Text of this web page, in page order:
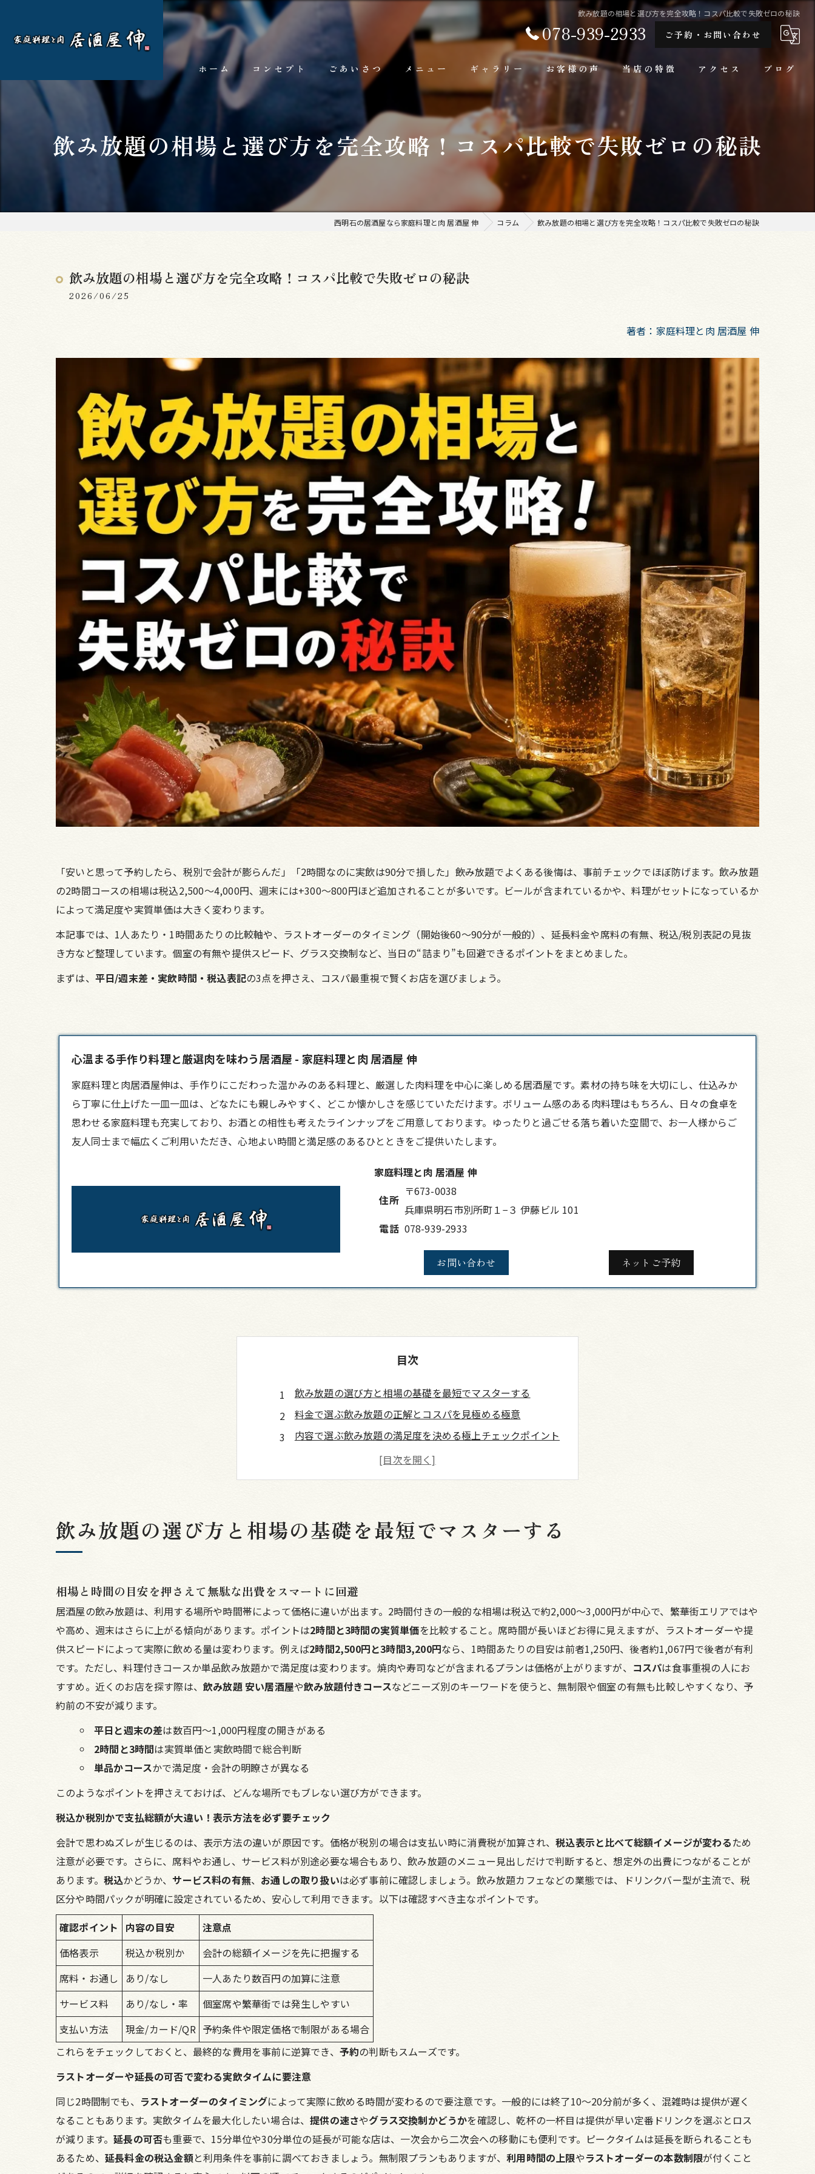
飲み放題の相場と選び方を完全攻略！コスパ比較で失敗ゼロの秘訣
078-939-2933 ご予約・お問い合わせ
ホーム コンセプト ごあいさつ メニュー
ランチ
お料理
ギャラリー お客様の声 当店の特徴
一人
アクセス ブログ
飲み放題の相場と選び方を完全攻略！コスパ比較で失敗ゼロの秘訣
西明石の居酒屋なら家庭料理と肉 居酒屋 伸 コラム 飲み放題の相場と選び方を完全攻略！コスパ比較で失敗ゼロの秘訣
飲み放題の相場と選び方を完全攻略！コスパ比較で失敗ゼロの秘訣
2026/06/25
著者：家庭料理と肉 居酒屋 伸
「安いと思って予約したら、税別で会計が膨らんだ」「2時間なのに実飲は90分で損した」――飲み放題でよくある後悔は、事前チェックでほぼ防げます。飲み放題
の2時間コースの相場は税込2,500〜4,000円、週末には+300〜800円ほど追加されることが多いです。ビールが含まれているかや、料理がセットになっているか
によって満足度や実質単価は大きく変わります。
本記事では、1人あたり・1時間あたりの比較軸や、ラストオーダーのタイミング（開始後60〜90分が一般的）、延長料金や席料の有無、税込/税別表記の見抜
き方など整理しています。個室の有無や提供スピード、グラス交換制など、当日の“詰まり”も回避できるポイントをまとめました。
まずは、 平日/週末差・実飲時間・税込表記の3点を押さえ、コスパ最重視で賢くお店を選びましょう。
心温まる手作り料理と厳選肉を味わう居酒屋 - 家庭料理と肉 居酒屋 伸
家庭料理と肉居酒屋伸は、手作りにこだわった温かみのある料理と、厳選した肉料理を中心に楽しめる居酒屋です。素材の持ち味を大切にし、仕込みか
ら丁寧に仕上げた一皿一皿は、どなたにも親しみやすく、どこか懐かしさを感じていただけます。ボリューム感のある肉料理はもちろん、日々の食卓を
思わせる家庭料理も充実しており、お酒との相性も考えたラインナップをご用意しております。ゆったりと過ごせる落ち着いた空間で、お一人様からご
友人同士まで幅広くご利用いただき、心地よい時間と満足感のあるひとときをご提供いたします。
家庭料理と肉 居酒屋 伸
住所
〒673-0038
兵庫県明石市別所町１−３ 伊藤ビル 101
電話 078-939-2933
お問い合わせ ネットご予約
目次
飲み放題の選び方と相場の基礎を最短でマスターする
料金で選ぶ飲み放題の正解とコスパを見極める極意
内容で選ぶ飲み放題の満足度を決める極上チェックポイント
雰囲気で選ぶ飲み放題の使い分けと席タイプの新常識
店舗概要
飲み放題の選び方と相場の基礎を最短でマスターする
相場と時間の目安を押さえて無駄な出費をスマートに回避
居酒屋の飲み放題は、利用する場所や時間帯によって価格に違いが出ます。2時間付きの一般的な相場は税込で約2,000〜3,000円が中心で、繁華街エリアではや
や高め、週末はさらに上がる傾向があります。ポイントは2時間と3時間の実質単価を比較すること。席時間が長いほどお得に見えますが、ラストオーダーや提
供スピードによって実際に飲める量は変わります。例えば2時間2,500円と3時間3,200円なら、1時間あたりの目安は前者1,250円、後者約1,067円で後者が有利
です。ただし、料理付きコースか単品飲み放題かで満足度は変わります。焼肉や寿司などが含まれるプランは価格が上がりますが、 コスパは食事重視の人にお
すすめ。近くのお店を探す際は、 飲み放題 安い居酒屋や飲み放題付きコースなどニーズ別のキーワードを使うと、無制限や個室の有無も比較しやすくなり、予
約前の不安が減ります。
平日と週末の差は数百円〜1,000円程度の開きがある
2時間と3時間は実質単価と実飲時間で総合判断
単品かコースかで満足度・会計の明瞭さが異なる
このようなポイントを押さえておけば、どんな場所でもブレない選び方ができます。
税込か税別かで支払総額が大違い！表示方法を必ず要チェック
会計で思わぬズレが生じるのは、表示方法の違いが原因です。価格が税別の場合は支払い時に消費税が加算され、税込表示と比べて総額イメージが変わるため
注意が必要です。さらに、席料やお通し、サービス料が別途必要な場合もあり、飲み放題のメニュー見出しだけで判断すると、想定外の出費につながることが
あります。 税込かどうか、サービス料の有無、 お通しの取り扱いは必ず事前に確認しましょう。飲み放題カフェなどの業態では、ドリンクバー型が主流で、税
区分や時間パックが明確に設定されているため、安心して利用できます。以下は確認すべき主なポイントです。
確認ポイント
内容の目安
注意点
価格表示
税込か税別か
会計の総額イメージを先に把握する
席料・お通し あり/なし
一人あたり数百円の加算に注意
サービス料
あり/なし・率
個室席や繁華街では発生しやすい
支払い方法
現金/カード/QR 予約条件や限定価格で制限がある場合
これらをチェックしておくと、最終的な費用を事前に逆算でき、 予約の判断もスムーズです。
ラストオーダーや延長の可否で変わる実飲タイムに要注意
同じ2時間制でも、 ラストオーダーのタイミングによって実際に飲める時間が変わるので要注意です。一般的には終了10〜20分前が多く、混雑時は提供が遅く
なることもあります。実飲タイムを最大化したい場合は、提供の速さやグラス交換制かどうかを確認し、乾杯の一杯目は提供が早い定番ドリンクを選ぶとロス
が減ります。延長の可否も重要で、15分単位や30分単位の延長が可能な店は、一次会から二次会への移動にも便利です。ピークタイムは延長を断られることも
あるため、 延長料金の税込金額と利用条件を事前に調べておきましょう。無制限プランもありますが、利用時間の上限やラストオーダーの本数制限が付くこと